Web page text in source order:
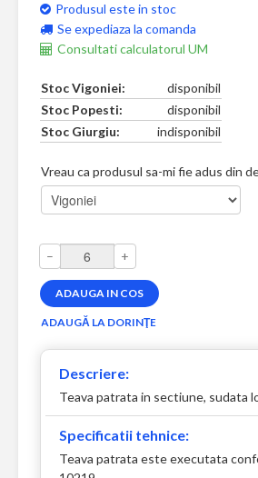
Produsul este in stoc
Se expediaza la comanda
Consultati calculatorul UM
Stoc Vigoniei:
disponibil
Stoc Popesti:
disponibil
Stoc Giurgiu:
indisponibil
Vreau ca produsul sa-mi fie adus din
– +
Descriere:
Teava patrata in sectiune, sudata
Specificatii tehnice:
Teava patrata este executata